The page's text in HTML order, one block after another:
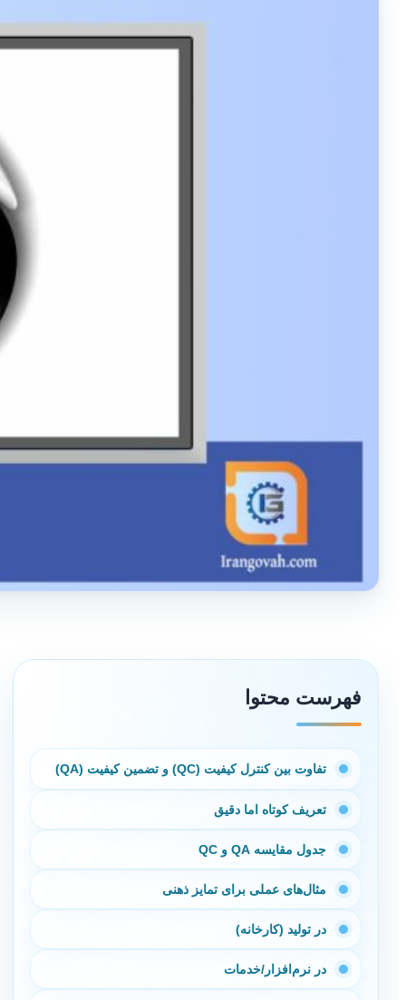
فهرست محتوا
تفاوت بین کنترل کیفیت (QC) و تضمین کیفیت (QA)
تعریف کوتاه اما دقیق
جدول مقایسه QA و QC
مثال‌های عملی برای تمایز ذهنی
در تولید (کارخانه)
در نرم‌افزار/خدمات